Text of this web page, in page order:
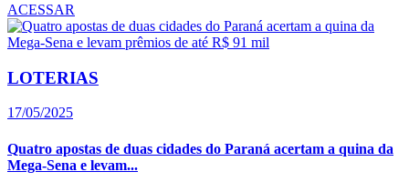
ACESSAR
LOTERIAS
17/05/2025
Quatro apostas de duas cidades do Paraná acertam a quina da
Mega-Sena e levam...